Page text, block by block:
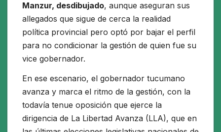
Manzur, desdibujado, aunque aseguran sus
allegados que sigue de cerca la realidad
política provincial pero optó por bajar el perfil
para no condicionar la gestión de quien fue su
vice gobernador.
En ese escenario, el gobernador tucumano
avanza y marca el ritmo de la gestión, con la
todavía tenue oposición que ejerce la
dirigencia de La Libertad Avanza (LLA), que en